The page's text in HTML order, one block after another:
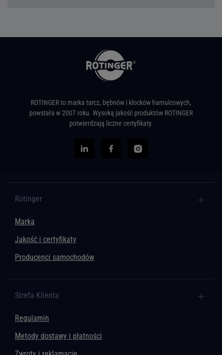
ROTINGER to marka tarcz, bębnów i klocków hamulcowych,
powstała w 2007 roku. Wysoką jakość produktów ROTINGER
potwierdzają liczne certyfikaty.
Rotinger
Marka
Jakość i certyfikaty
Producenci samochodów
Strefa Klienta
Regulamin
Metody dostawy i płatności